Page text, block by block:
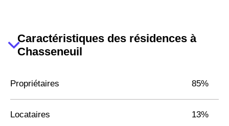
Caractéristiques des résidences à
Chasseneuil
Propriétaires 85%
Locataires 13%